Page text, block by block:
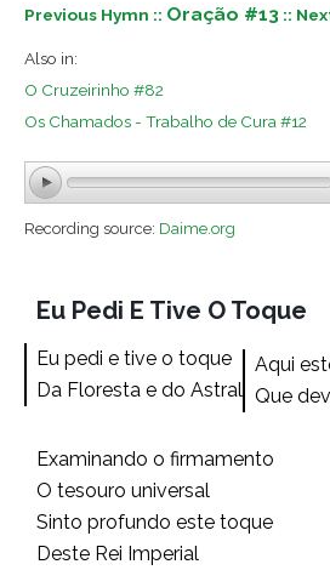
Previous Hymn :: Oração #13 ::
Also in:
O Cruzeirinho #82
Os Chamados - Trabalho de Cura #12
Recording source: Daime.org
Eu Pedi E Tive O Toque
Eu pedi e tive o toque
Da Floresta e do Astral
Aqui
Que
Examinando o firmamento
O tesouro universal
Sinto profundo este toque
Deste Rei Imperial